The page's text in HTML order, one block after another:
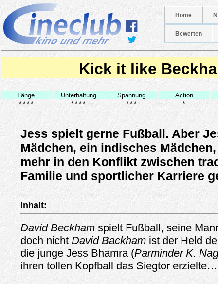
Home
Bewerten
Kick it like
Länge Unterhaltung Spannung
Action
****
**** *** *
Jess spielt gerne Fußball. Aber
Mädchen, ein indisches
mehr in den Konflikt zwischen
Familie und sportlicher Karriere
Inhalt:
David Beckhamspielt Fußball, seine
doch nicht David Backham ist der Held
die junge Jess Bhamra (Parminder K.
ihren tollen Kopfball das Siegtor erzielte…